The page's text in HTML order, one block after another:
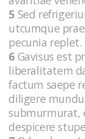
5 Sed
utcumque
pecunia replet.
6 Gavisus est
liberalitatem
factum saepe
diligere
submurmurat,
despicere